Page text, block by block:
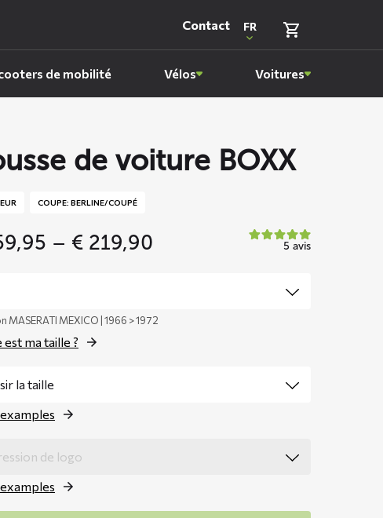
Contact
FR
de mobilité Vélos Voitures
de voiture BOXX
COUPE: BERLINE/COUPÉ
– € 219,90
€ 219,90
5 avis
MASERATI MEXICO | 1966 > 1972
est ma taille ?